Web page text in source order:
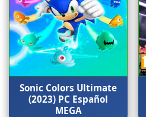
Sonic Colors Ultimate
(2023) PC Español
MEGA